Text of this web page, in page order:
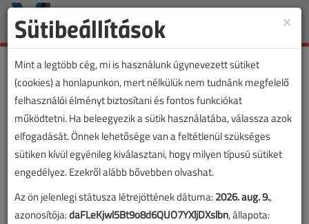
Toggle
×
Sütibeállítások
Mint a legtöbb cég, mi is használunk úgynevezett sütiket
(cookies) a honlapunkon, mert nélkülük nem tudnánk megfelelő
felhasználói élményt biztosítani és fontos funkciókat
működtetni. Ha beleegyezik a sütik használatába, válassza azok
elfogadását. Önnek lehetősége van a feltétlenül szükséges
sütiken kívül egyénileg kiválasztani, hogy milyen típusú sütiket
engedélyez. Ezekről alább bővebben olvashat.
Az ön jelenlegi státusza létrejöttének dátuma:2026. aug. 9.,
azonosítója:daFLeKjwl5Bt9o8d6QUO7YXljDXslbn, állapota: